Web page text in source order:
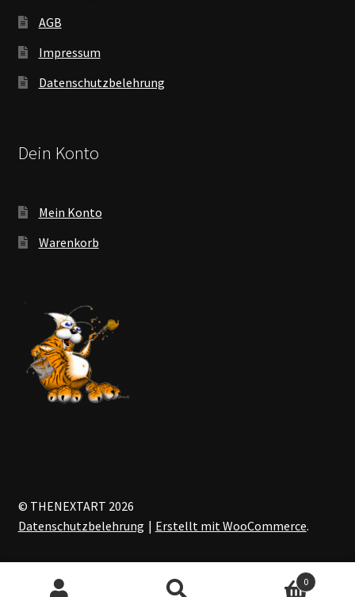
AGB
Impressum
Datenschutzbelehrung
Dein Konto
Mein Konto
Warenkorb
© THENEXTART 2026
Datenschutzbelehrung
Erstellt mit WooCommerce.
0